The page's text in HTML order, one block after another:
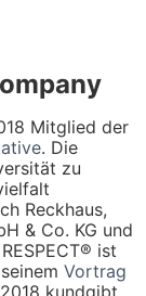
Mitglied der
. Die
zu
Reckhaus,
& Co. KG und
ist
Vortrag